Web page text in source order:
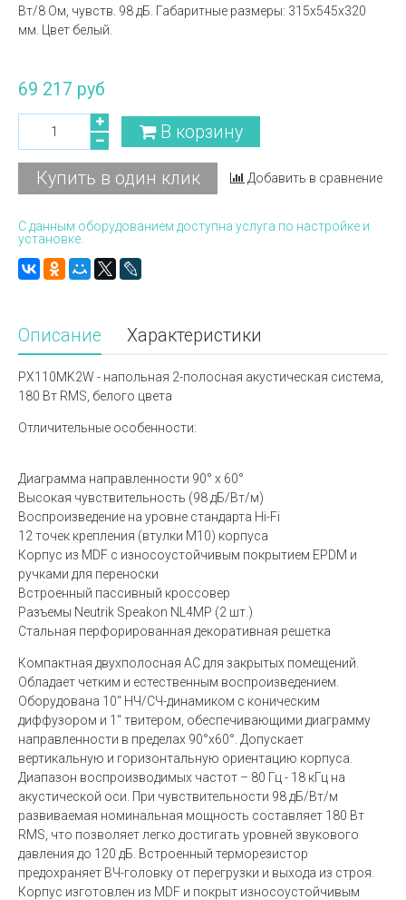
Вт/8 Ом, чувств. 98 дБ. Габаритные размеры: 315x545x320
мм. Цвет белый.
69 217 руб
В корзину
Купить в один клик Добавить в сравнение
С данным оборудованием доступна услуга по настройке и
установке.
Описание Характеристики
PX110MK2W - напольная 2-полосная акустическая система,
180 Вт RMS, белого цвета
Отличительные особенности:
Диаграмма направленности 90° х 60°
Высокая чувствительность (98 дБ/Вт/м)
Воспроизведение на уровне стандарта Hi-Fi
12 точек крепления (втулки М10) корпуса
Корпус из MDF с износоустойчивым покрытием EPDM и
ручками для переноски
Встроенный пассивный кроссовер
Разъемы Neutrik Speakon NL4MP (2 шт.)
Стальная перфорированная декоративная решетка
Компактная двухполосная АС для закрытых помещений.
Обладает четким и естественным воспроизведением.
Оборудована 10" НЧ/СЧ-динамиком с коническим
диффузором и 1" твитером, обеспечивающими диаграмму
направленности в пределах 90°х60°. Допускает
вертикальную и горизонтальную ориентацию корпуса.
Диапазон воспроизводимых частот – 80 Гц - 18 кГц на
акустической оси. При чувствительности 98 дБ/Вт/м
развиваемая номинальная мощность составляет 180 Вт
RMS, что позволяет легко достигать уровней звукового
давления до 120 дБ. Встроенный терморезистор
предохраняет ВЧ-головку от перегрузки и выхода из строя.
Корпус изготовлен из MDF и покрыт износоустойчивым